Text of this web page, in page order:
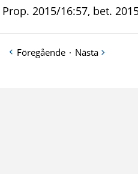
Prop. 2015/16:57, bet.
Föregående · Nästa